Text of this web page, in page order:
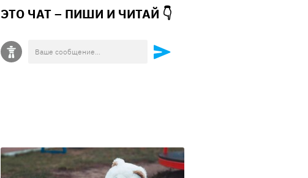
ЭТО ЧАТ – ПИШИ И ЧИТАЙ 👇